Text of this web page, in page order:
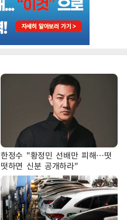
한정수 "황정민 선배만 피해…떳
떳하면 신분 공개하라"